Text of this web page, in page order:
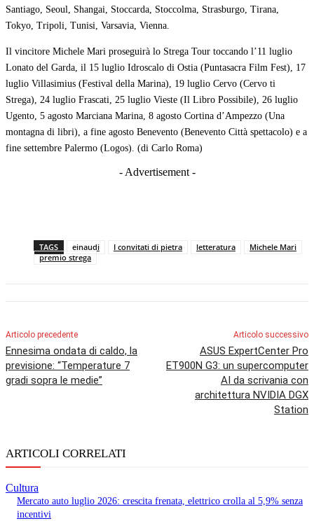
Santiago, Seoul, Shangai, Stoccarda, Stoccolma, Strasburgo, Tirana,
Tokyo, Tripoli, Tunisi, Varsavia, Vienna.
Il vincitore Michele Mari proseguirà lo Strega Tour toccando l’11 luglio
Lonato del Garda, il 15 luglio Idroscalo di Ostia (Puntasacra Film Fest), 17
luglio Villasimius (Festival della Marina), 19 luglio Cervo (Cervo ti
Strega), 24 luglio Frascati, 25 luglio Vieste (Il Libro Possibile), 26 luglio
Ugento, 5 agosto Marciana Marina, 8 agosto Cortina d’Ampezzo (Una
montagna di libri), a fine agosto Benevento (Benevento Città spettacolo) e a
fine settembre Palermo (Logos). (di Carlo Roma)
- Advertisement -
TAGS einaudi I convitati di pietra letteratura
Michele Mari
premio strega
Articolo precedente
Ennesima ondata di caldo, la
previsione: “Temperature 7
gradi sopra le medie”
Articolo successivo
ASUS ExpertCenter Pro
ET900N G3: un supercomputer
AI da scrivania con
architettura NVIDIA DGX
Station
ARTICOLI CORRELATI
Cultura
Mercato auto luglio 2026: crescita frenata, elettrico crolla al 5,9% senza
incentivi